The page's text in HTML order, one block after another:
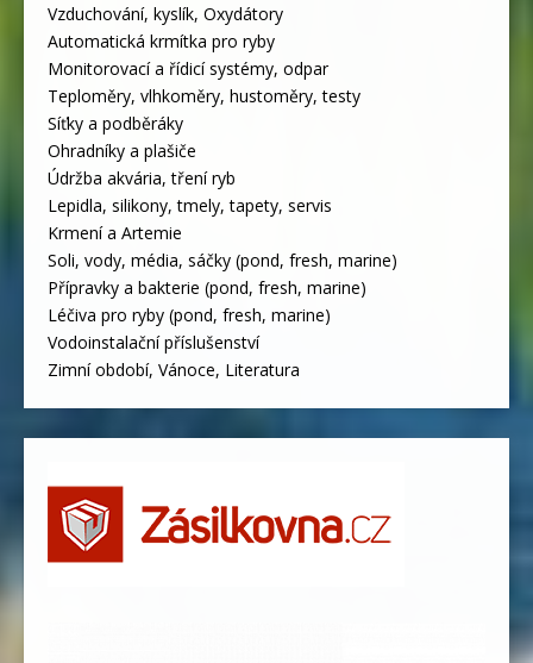
Vzduchování, kyslík, Oxydátory
Automatická krmítka pro ryby
Monitorovací a řídicí systémy, odpar
Teploměry, vlhkoměry, hustoměry, testy
Síťky a podběráky
Ohradníky a plašiče
Údržba akvária, tření ryb
Lepidla, silikony, tmely, tapety, servis
Krmení a Artemie
Soli, vody, média, sáčky (pond, fresh, marine)
Přípravky a bakterie (pond, fresh, marine)
Léčiva pro ryby (pond, fresh, marine)
Vodoinstalační příslušenství
Zimní období, Vánoce, Literatura